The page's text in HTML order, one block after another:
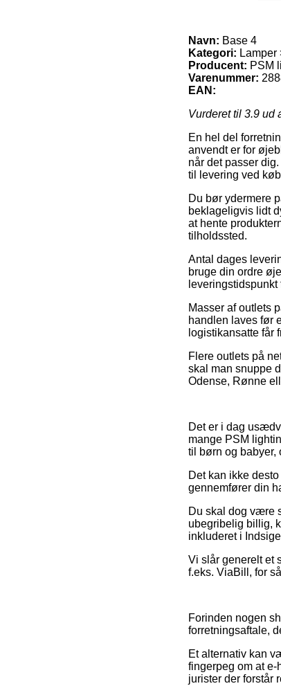
Navn: Base 4
Kategori: Lamper
Producent: PSM
Varenummer:
EAN:
Vurderet til 3.9 ud
En hel del
anvendt er for
når det passer
til levering ved
Du bør ydermere
beklageligvis lidt
at hente
tilholdssted.
Antal dages
bruge din ordre
Masser af outlets
handlen laves før
logistikansatte får
Flere outlets på
skal man snuppe
Odense, Rønne
Det er i dag
mange PSM
til børn og babyer,
Det kan ikke
gennemfører din
Du skal dog være
ubegribelig billig,
inkluderet i
Vi slår generelt et
f.eks. ViaBill, for
Forinden nogen
forretningsaftale,
Et alternativ kan
fingerpeg om at
jurister der forstår